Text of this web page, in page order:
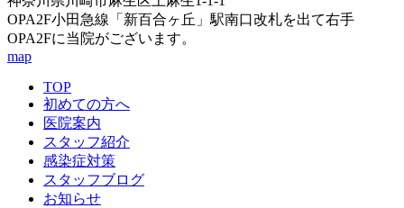
OPA2F小田急線「新百合ヶ丘」駅南口改札を出て右手
OPA2Fに当院がございます。
map
TOP
初めての方へ
医院案内
スタッフ紹介
感染症対策
スタッフブログ
お知らせ